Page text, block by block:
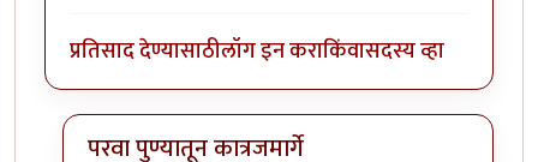
प्रतिसाद देण्यासाठीलॉग इन कराकिंवासदस्य व्हा
परवा पुण्यातून कात्रजमार्गे